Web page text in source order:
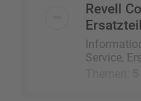
Revell
Service,